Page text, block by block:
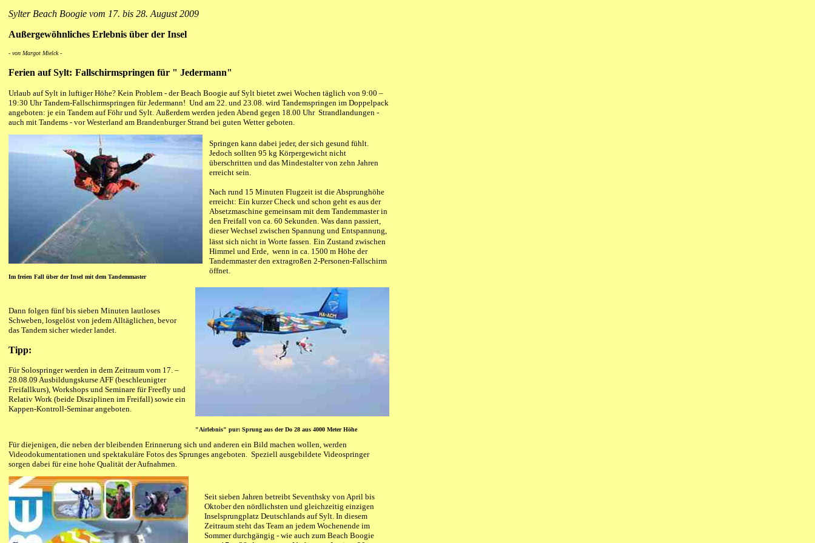
Sylter Beach Boogie vom 17. bis 28. August 2009
Außergewöhnliches Erlebnis über der Insel
- von Margot Mielck -
Ferien auf Sylt: Fallschirmspringen für " Jedermann"
Urlaub auf Sylt in luftiger Höhe? Kein Problem - der Beach Boogie auf Sylt bietet zwei Wochen täglich von 9:00 –
19:30 Uhr Tandem-Fallschirmspringen für Jedermann! Und am 22. und 23.08. wird Tandemspringen im Doppelpack
angeboten: je ein Tandem auf Föhr und Sylt. Außerdem werden jeden Abend gegen 18.00 Uhr Strandlandungen -
auch mit Tandems - vor Westerland am Brandenburger Strand bei guten Wetter geboten.
Im freien Fall über der Insel mit dem Tandemmaster
Springen kann dabei jeder, der sich gesund fühlt.
Jedoch sollten 95 kg Körpergewicht nicht
überschritten und das Mindestalter von zehn Jahren
erreicht sein.
Nach rund 15 Minuten Flugzeit ist die Absprunghöhe
erreicht: Ein kurzer Check und schon geht es aus der
Absetzmaschine gemeinsam mit dem Tandemmaster in
den Freifall von ca. 60 Sekunden. Was dann passiert,
dieser Wechsel zwischen Spannung und Entspannung,
lässt sich nicht in Worte fassen. Ein Zustand zwischen
Himmel und Erde, wenn in ca. 1500 m Höhe der
Tandemmaster den extragroßen 2-Personen-Fallschirm
öffnet.
Dann folgen fünf bis sieben Minuten lautloses
Schweben, losgelöst von jedem Alltäglichen, bevor
das Tandem sicher wieder landet.
Tipp:
Für Solospringer werden in dem Zeitraum vom 17. –
28.08.09 Ausbildungskurse AFF (beschleunigter
Freifallkurs), Workshops und Seminare für Freefly und
Relativ Work (beide Disziplinen im Freifall) sowie ein
Kappen-Kontroll-Seminar angeboten.
"Airlebnis" pur: Sprung aus der Do 28 aus 4000 Meter Höhe
Für diejenigen, die neben der bleibenden Erinnerung sich und anderen ein Bild machen wollen, werden
Videodokumentationen und spektakuläre Fotos des Sprunges angeboten. Speziell ausgebildete Videospringer
sorgen dabei für eine hohe Qualität der Aufnahmen.
Seit sieben Jahren betreibt Seventhsky von April bis
Oktober den nördlichsten und gleichzeitig einzigen
Inselsprungplatz Deutschlands auf Sylt. In diesem
Zeitraum steht das Team an jedem Wochenende im
Sommer durchgängig - wie auch zum Beach Boogie